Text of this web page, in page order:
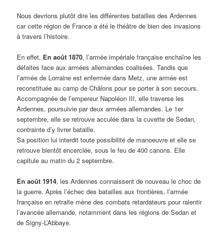
Nous devrions plutôt dire les différentes batailles des Ardennes
car cette région de France a été le théâtre de bien des invasions
à travers l’histoire.
En effet, En août 1870, l’armée impériale française enchaîne les
défaites face aux armées allemandes coalisées. Tandis que
l’armée de Lorraine est enfermée dans Metz, une armée est
reconstituée au camp de Châlons pour se porter à son secours.
Accompagnée de l’empereur Napoléon III, elle traverse les
Ardennes, poursuivie par deux armées allemandes. Le 1er
septembre, elle se retrouve acculée dans la cuvette de Sedan,
contrainte d’y livrer bataille.
Sa position lui interdit toute possibilité de manoeuvre et elle se
retrouve bientôt encerclée, sous le feu de 400 canons. Elle
capitule au matin du 2 septembre.
En août 1914, les Ardennes connaissent de nouveau le choc de
la guerre. Après l’échec des batailles aux frontières, l’armée
française en retraite mène des combats retardateurs pour ralentir
l’avancée allemande, notamment dans les régions de Sedan et
de Signy-L’Abbaye.